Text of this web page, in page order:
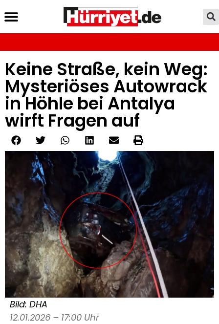
Keine Straße, kein Weg:
Mysteriöses Autowrack
in Höhle bei Antalya
wirft Fragen auf
Bild: DHA
12.01.2026 – 17:00 Uhr